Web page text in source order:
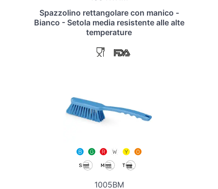
Spazzolino rettangolare con manico -
Bianco - Setola media resistente alle alte
temperature
1005BM